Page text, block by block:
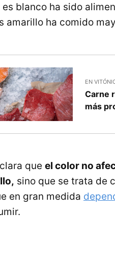
es blanco ha sido
amarillo ha comido
EN
Carne
más
que el color no
sino que se trata de
en gran medida